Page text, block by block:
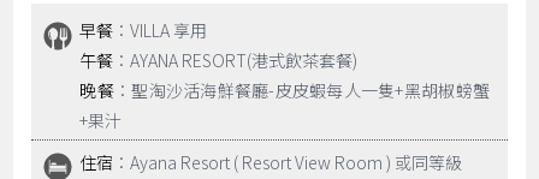
早餐 ：VILLA 享用
午餐 ：AYANA RESORT(港式飲茶套餐)
晚餐 ：聖淘沙活海鮮餐廳-皮皮蝦每人一隻+黑胡椒螃蟹
+果汁
住宿 ：Ayana Resort ( Resort View Room ) 或同等級